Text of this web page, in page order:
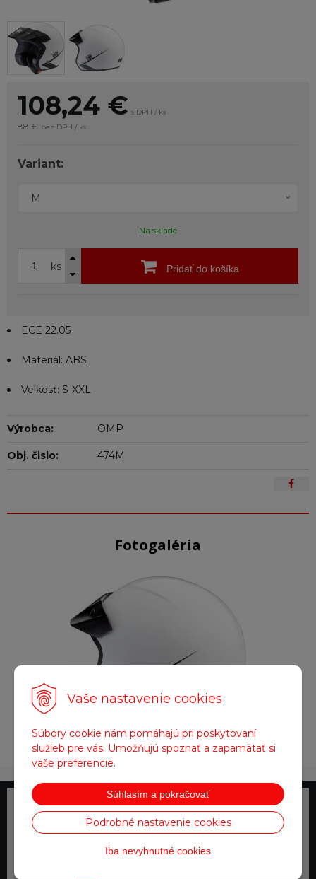
Vaše nastavenie cookies
Súbory cookie nám pomáhajú pri poskytovaní
služieb pre vás. Umožňujú spoznať a zapamätať si
vaše preferencie.
Súhlasím a pokračovať
Podrobné nastavenie cookies
Iba nevyhnutné cookies
108,24 € s DPH / ks
88 € bez DPH / ks
Variant:
M
Na sklade
ks Pridať do košíka
ECE 22.05
Materiál: ABS
Velkosť: S-XXL
Výrobca: OMP
Obj. čislo: 474M
Fotogaléria
Obrázok (1)
Telefonické objednávky
0918 711 111